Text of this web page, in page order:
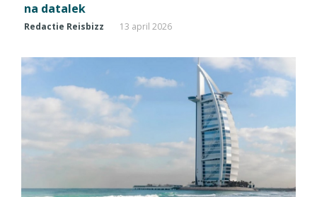
na datalek
Redactie Reisbizz 13 april 2026